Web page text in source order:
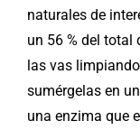
naturales de
un 56 % del total
las vas
sumérgelas en
una enzima que